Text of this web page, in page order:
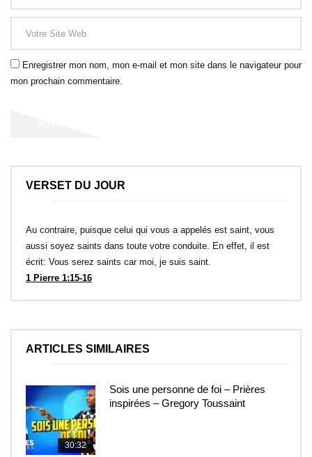
Enregistrer mon nom, mon e-mail et mon site dans le navigateur pour
mon prochain commentaire.
VERSET DU JOUR
Au contraire, puisque celui qui vous a appelés est saint, vous
aussi soyez saints dans toute votre conduite. En effet, il est
écrit: Vous serez saints car moi, je suis saint.
1 Pierre 1:15-16
ARTICLES SIMILAIRES
30:32
Sois une personne de foi – Prières
inspirées – Gregory Toussaint